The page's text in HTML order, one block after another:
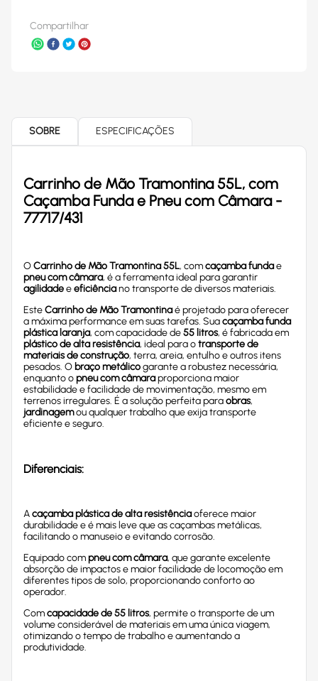
Compartilhar
SOBRE ESPECIFICAÇÕES
Carrinho de Mão Tramontina 55L, com
Caçamba Funda e Pneu com Câmara -
77717/431
OCarrinho de Mão Tramontina 55L, comcaçamba fundae
pneu com câmara, é a ferramenta ideal para garantir
agilidadeeeficiênciano transporte de diversos materiais.
EsteCarrinho de Mão Tramontinaé projetado para oferecer
a máxima performance em suas tarefas. Suacaçamba funda
plástica laranja, com capacidade de55 litros, é fabricada em
plástico de alta resistência, ideal para otransporte de
materiais de construção, terra, areia, entulho e outros itens
pesados. O braço metálicogarante a robustez necessária,
enquanto opneu com câmaraproporciona maior
estabilidade e facilidade de movimentação, mesmo em
terrenos irregulares. É a solução perfeita paraobras,
jardinagemou qualquer trabalho que exija transporte
eficiente e seguro.
Diferenciais:
Acaçamba plástica de alta resistênciaoferece maior
durabilidade e é mais leve que as caçambas metálicas,
facilitando o manuseio e evitando corrosão.
Equipado compneu com câmara, que garante excelente
absorção de impactos e maior facilidade de locomoção em
diferentes tipos de solo, proporcionando conforto ao
operador.
Comcapacidade de 55 litros, permite o transporte de um
volume considerável de materiais em uma única viagem,
otimizando o tempo de trabalho e aumentando a
produtividade.